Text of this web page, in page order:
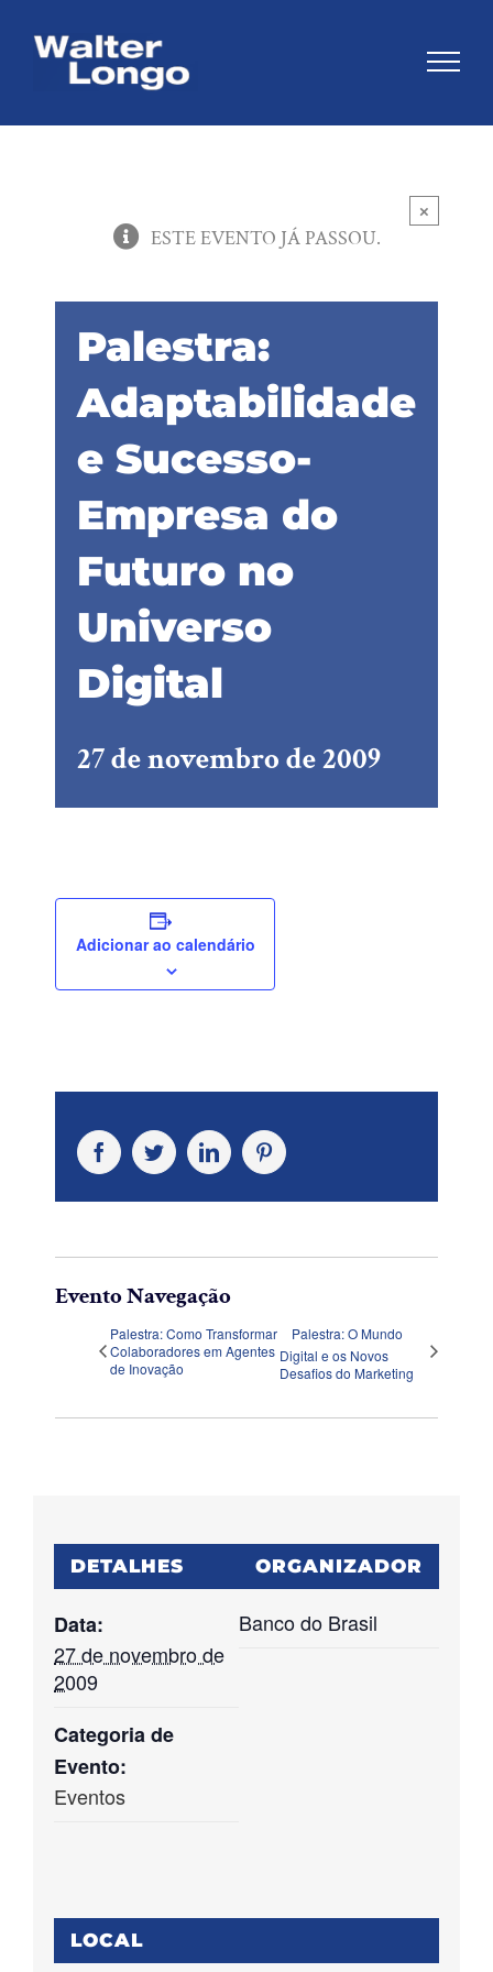
×
ESTE EVENTO JÁ PASSOU.
Palestra:
Adaptabilidade
e Sucesso-
Empresa do
Futuro no
Universo
Digital
27 de novembro de 2009
Adicionar ao calendário
FacebookTwitterLinkedInPinterest
Evento Navegação
Palestra: Como Transformar
Colaboradores em Agentes
de Inovação
Palestra: O Mundo
Digital e os Novos
Desafios do Marketing
DETALHES
Data:
27 de novembro de
2009
Categoria de
Evento:
Eventos
ORGANIZADOR
Banco do Brasil
LOCAL